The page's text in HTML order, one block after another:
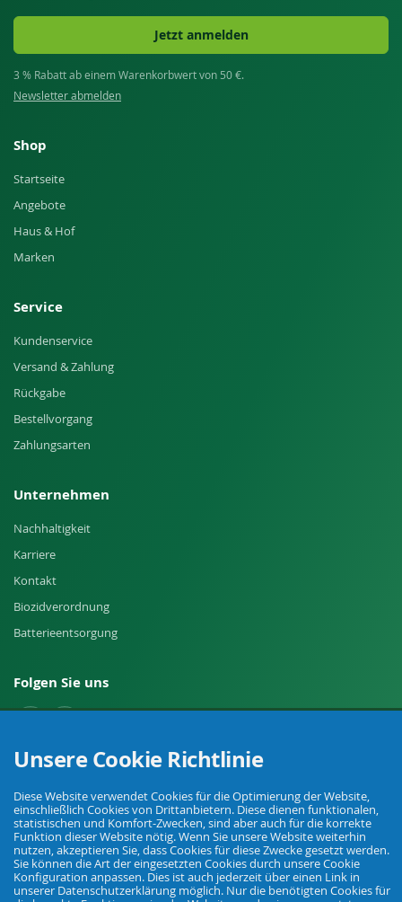
Jetzt anmelden
3 % Rabatt ab einem Warenkorbwert von 50 €.
Newsletter abmelden
Shop
Startseite
Angebote
Haus & Hof
Marken
Service
Kundenservice
Versand & Zahlung
Rückgabe
Bestellvorgang
Zahlungsarten
Unternehmen
Nachhaltigkeit
Karriere
Kontakt
Biozidverordnung
Batterieentsorgung
Folgen Sie uns
Unsere Cookie Richtlinie
Diese Website verwendet Cookies für die Optimierung der Website,
einschließlich Cookies von Drittanbietern. Diese dienen funktionalen,
statistischen und Komfort-Zwecken, sind aber auch für die korrekte
Funktion dieser Website nötig. Wenn Sie unsere Website weiterhin
nutzen, akzeptieren Sie, dass Cookies für diese Zwecke gesetzt werden.
Sie können die Art der eingesetzten Cookies durch unsere Cookie
Konfiguration anpassen. Dies ist auch jederzeit über einen Link in
unserer Datenschutzerklärung möglich. Nur die benötigten Cookies für